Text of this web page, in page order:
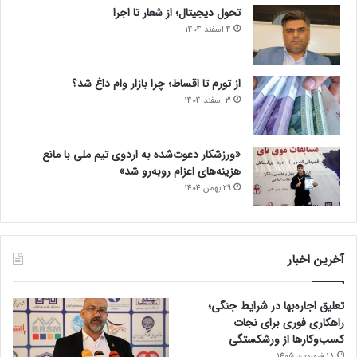
تحول دیجیتال؛ از شعار تا اجرا
4 اسفند 1404
از تورم تا اقساط؛ چرا بازار وام داغ شد؟
3 اسفند 1404
«ورزشکار دعوت‌شده به اردوی تیم ملی با مانع
هزینه‌های اعزام روبه‌رو شد»
29 بهمن 1404
آخرین اخبار
تعلیق اجاره‌بها در شرایط جنگی؛
راهکاری فوری برای نجات
کسب‌وکارها از ورشکستگی